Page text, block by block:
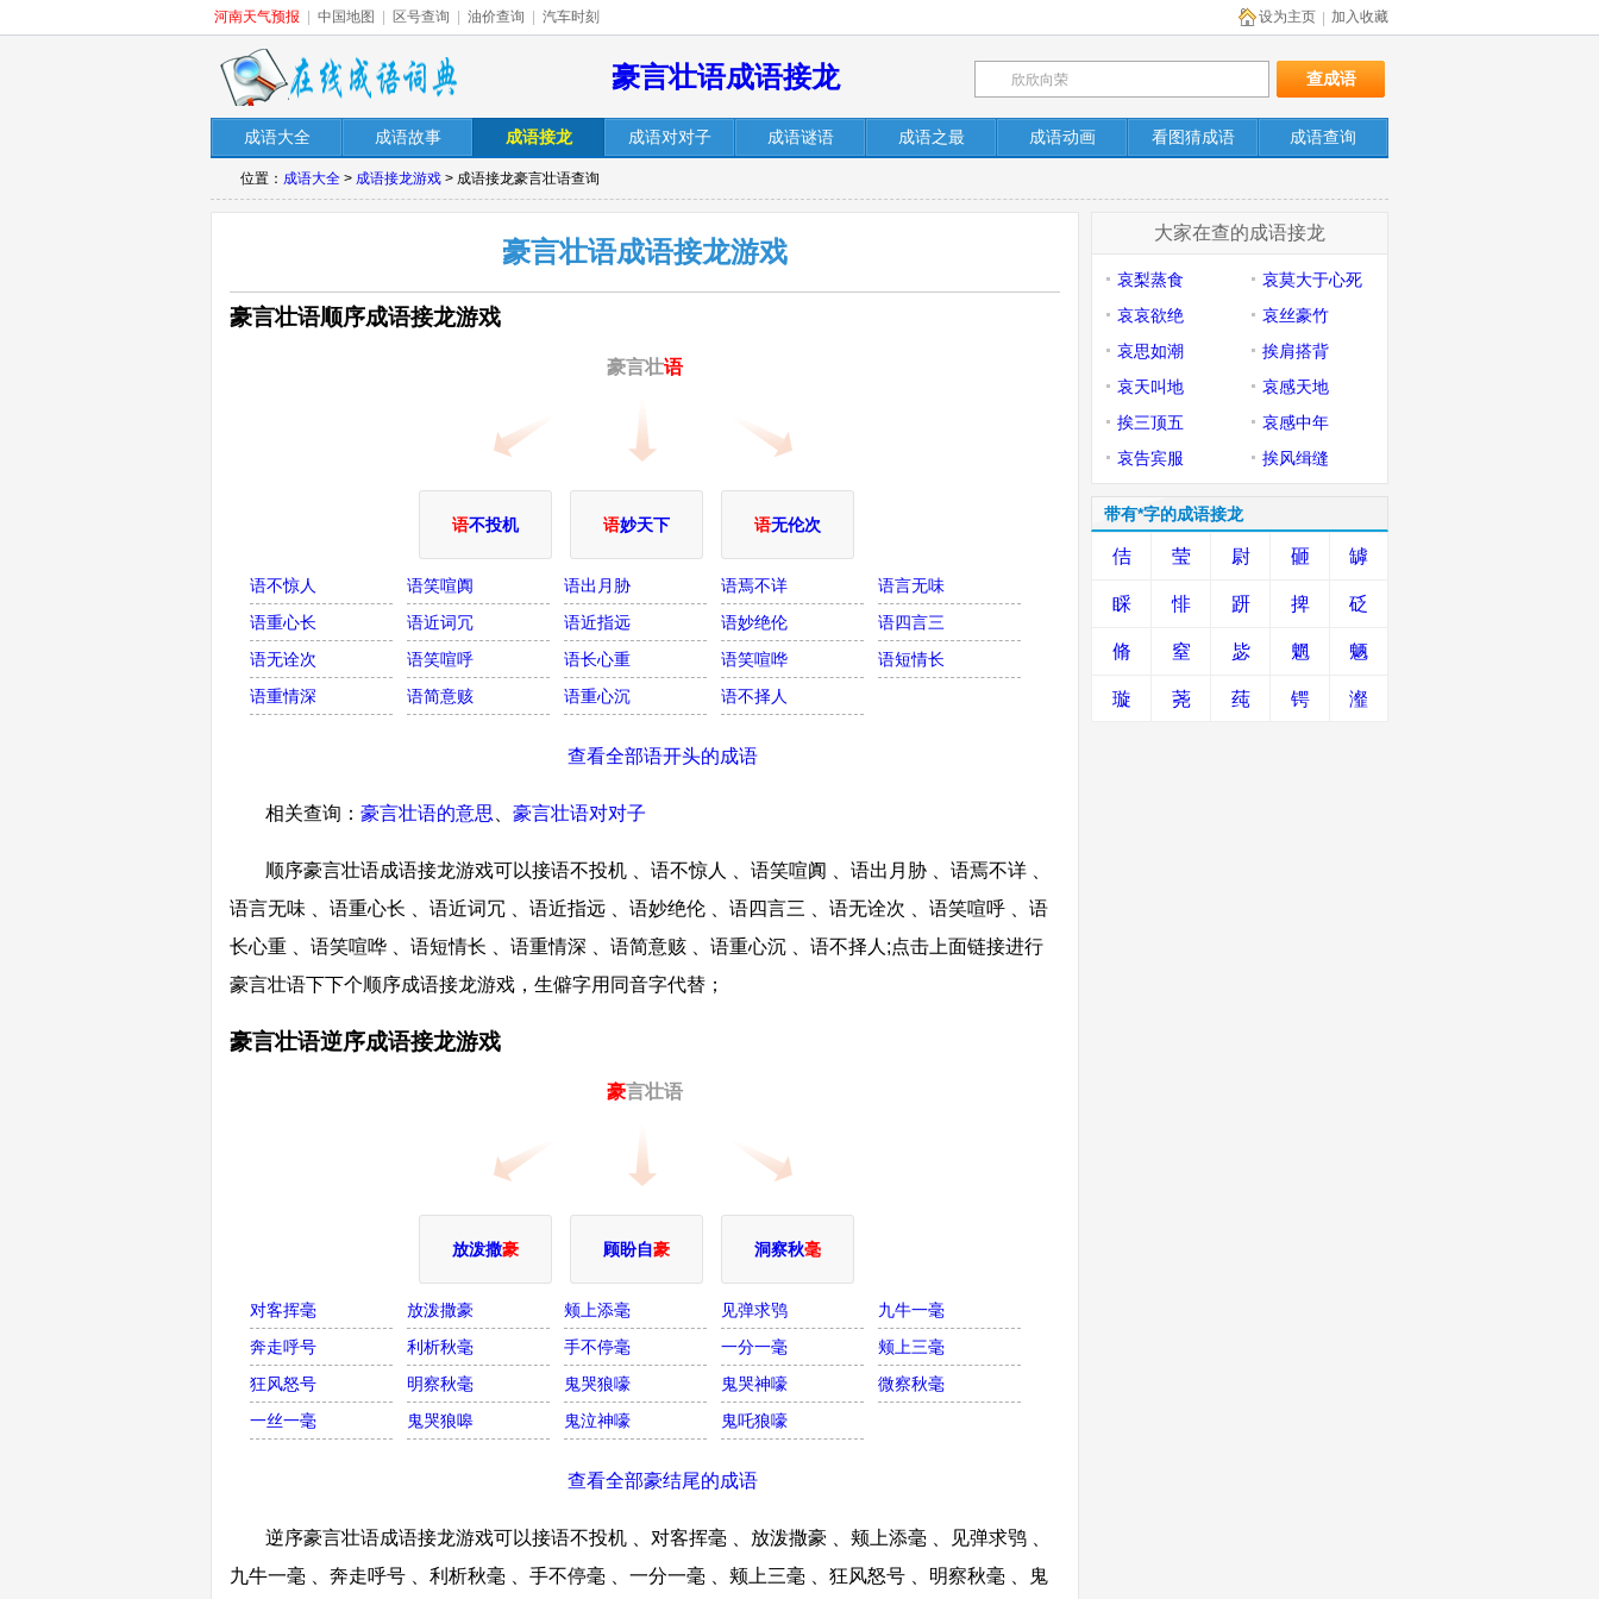
河南天气预报 中国地图 区号查询 油价查询 汽车时刻 加入收藏
设为主页
豪言壮语成语接龙
成语大全 成语故事 成语接龙 成语对对子 成语谜语 成语之最 成语动画 看图猜成语 成语查询
位置： 成语大全 > 成语接龙游戏 > 成语接龙豪言壮语查询
豪言壮语成语接龙游戏
豪言壮语顺序成语接龙游戏
豪言壮语
语不投机 语妙天下 语无伦次
语不惊人 语笑喧阗 语出月胁 语焉不详
语言无味
语重心长
语近词冗 语近指远 语妙绝伦
语四言三
语无诠次
语笑喧呼 语长心重 语笑喧哗
语短情长
语重情深
语简意赅 语重心沉 语不择人
查看全部语开头的成语
相关查询： 豪言壮语的意思 豪言壮语对对子
顺序豪言壮语成语接龙游戏可以接语不投机 、语不惊人 、语笑喧阗 、语出月胁 、语焉不详 、
语言无味 、语重心长 、语近词冗 、语近指远 、语妙绝伦 、语四言三 、语无诠次 、语笑喧呼 、语
长心重 、语笑喧哗 、语短情长 、语重情深 、语简意赅 、语重心沉 、语不择人;点击上面链接进行
豪言壮语下下个顺序成语接龙游戏，生僻字用同音字代替；
豪言壮语逆序成语接龙游戏
豪言壮语
放泼撒豪 顾盼自豪 洞察秋毫
对客挥毫 放泼撒豪 颊上添毫 见弹求鸮
九牛一毫
奔走呼号
利析秋毫 手不停毫 一分一毫
颊上三毫
狂风怒号
明察秋毫 鬼哭狼嚎 鬼哭神嚎
微察秋毫
一丝一毫
鬼哭狼嗥 鬼泣神嚎 鬼吒狼嚎
查看全部豪结尾的成语
逆序豪言壮语成语接龙游戏可以接语不投机 、对客挥毫 、放泼撒豪 、颊上添毫 、见弹求鸮 、
九牛一毫 、奔走呼号 、利析秋毫 、手不停毫 、一分一毫 、颊上三毫 、狂风怒号 、明察秋毫 、鬼
大家在查的成语接龙
哀梨蒸食
哀莫大于心死
哀哀欲绝
哀丝豪竹
哀思如潮
挨肩搭背
哀天叫地
哀感天地
挨三顶五
哀感中年
哀告宾服
挨风缉缝
带有*字的成语接龙
佶 莹 尉 砸 罅
睬 悱 趼 捭 砭
脩 窒 毖 魍 魉
璇 荛 莼 锷 瀣